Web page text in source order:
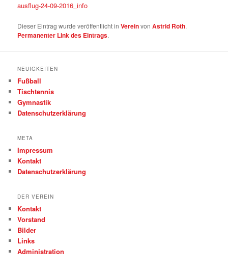
ausflug-24-09-2016_info
Dieser Eintrag wurde veröffentlicht inVereinvonAstrid Roth.
Permanenter Link des Eintrags.
NEUIGKEITEN
Fußball
Tischtennis
Gymnastik
Datenschutzerklärung
META
Impressum
Kontakt
Datenschutzerklärung
DER VEREIN
Kontakt
Vorstand
Bilder
Links
Administration